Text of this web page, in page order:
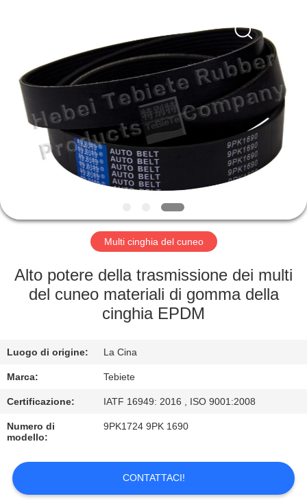
CASA
PRODOTTI
CIRCA
GIRO
FABBRICA
CONTROLLO
QUALITÀ
CONTATTICI
NOTIZIE
CASI
rubberoil-
seal.com.
Reserved.
Multi cinghia del cuneo
Alto potere della trasmissione dei multi
del cuneo materiali di gomma della
cinghia EPDM
Luogo di origine: La Cina
Marca: Tebiete
Certificazione: IATF 16949: 2016 , ISO 9001:2008
Numero di
modello:
9PK1724 9PK 1690
CONTATTACI!